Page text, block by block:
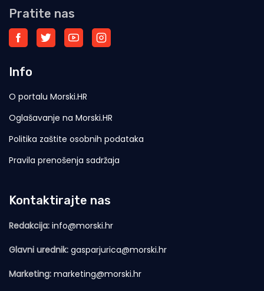
Pratite nas
Info
O portalu Morski.HR
Oglašavanje na Morski.HR
Politika zaštite osobnih podataka
Pravila prenošenja sadržaja
Kontaktirajte nas
Redakcija: info@morski.hr
Glavni urednik: gasparjurica@morski.hr
Marketing: marketing@morski.hr